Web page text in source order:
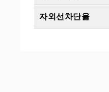
자외선차단율